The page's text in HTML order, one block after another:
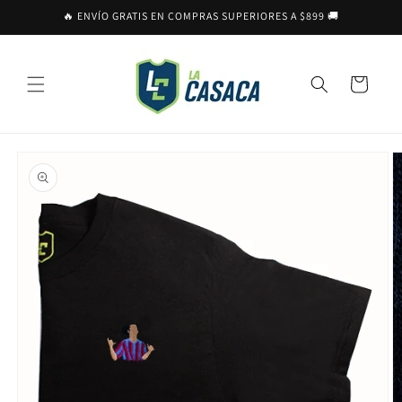
directamente
al contenido
🔥 ENVÍO GRATIS EN COMPRAS SUPERIORES A $899 🚚
Carrito
a la
información
del producto